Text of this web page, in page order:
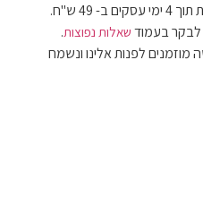
49 ש"ח.
לבקר בעמוד שאלות נפוצות.
מוזמנים לפנות אלינו ונשמח